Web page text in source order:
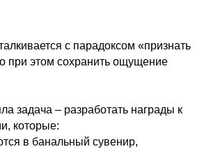
с парадоксом «признать
при этом сохранить ощущение
задача – разработать награды к
которые:
в банальный сувенир,